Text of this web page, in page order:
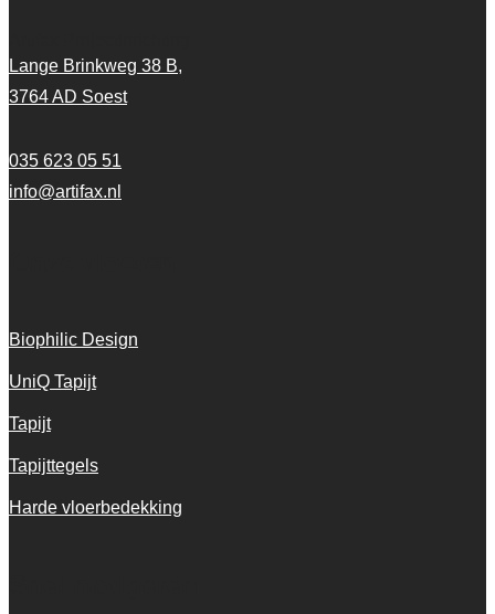
Lange Brinkweg 38 B,
3764 AD Soest
035 623 05 51
info@artifax.nl
Biophilic Design
UniQ Tapijt
Tapijt
Tapijttegels
Harde vloerbedekking